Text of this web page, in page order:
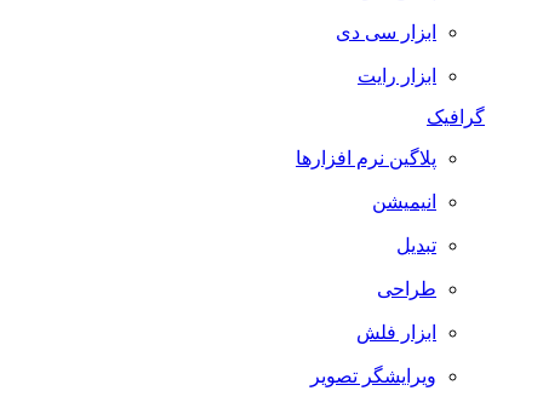
ابزار سی دی
ابزار رایت
گرافیک
پلاگین نرم افزارها
انیمیشن
تبدیل
طراحی
ابزار فلش
ویرایشگر تصویر